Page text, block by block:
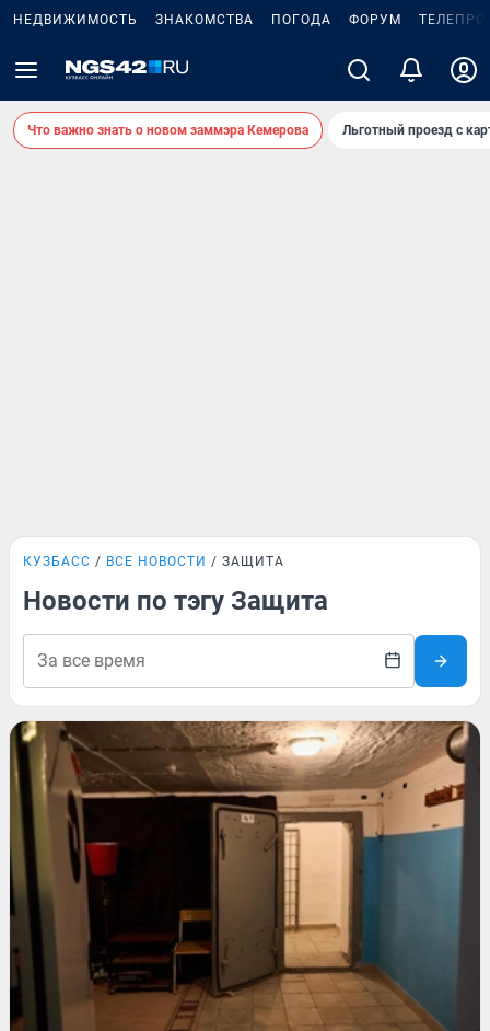
НЕДВИЖИМОСТЬ ЗНАКОМСТВА ПОГОДА ФОРУМ
Что важно знать о новом заммэра Кемерова Льготный проезд с
КУЗБАСС ВСЕ НОВОСТИ ЗАЩИТА
Новости по тэгу Защита